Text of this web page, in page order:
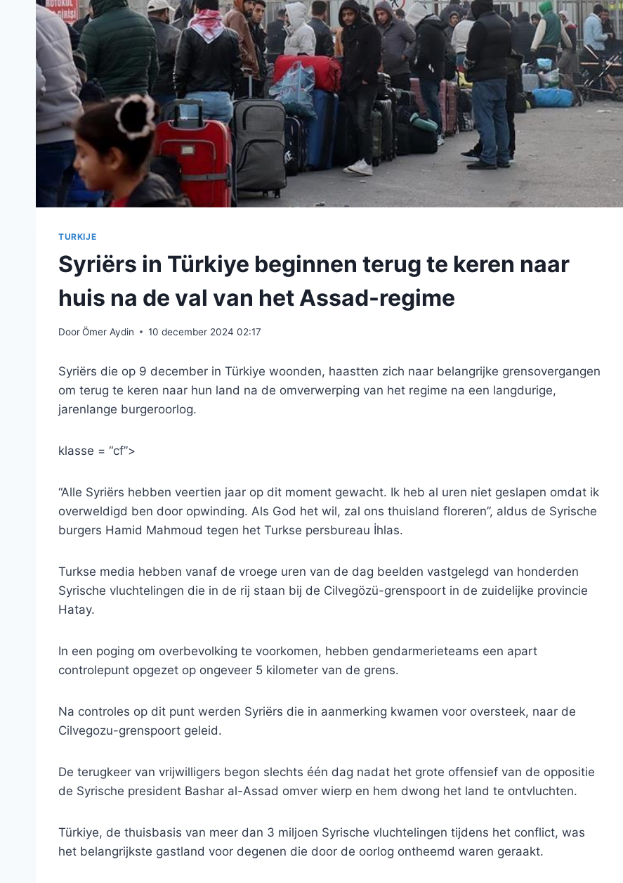
TURKIJE
Syriërs in Türkiye beginnen terug te keren naar
huis na de val van het Assad-regime
DoorÖmer Aydin 10 december 2024 02:17
Syriërs die op 9 december in Türkiye woonden, haastten zich naar belangrijke grensovergangen
om terug te keren naar hun land na de omverwerping van het regime na een langdurige,
jarenlange burgeroorlog.
klasse = “cf”>
“Alle Syriërs hebben veertien jaar op dit moment gewacht. Ik heb al uren niet geslapen omdat ik
overweldigd ben door opwinding. Als God het wil, zal ons thuisland floreren”, aldus de Syrische
burgers Hamid Mahmoud tegen het Turkse persbureau İhlas.
Turkse media hebben vanaf de vroege uren van de dag beelden vastgelegd van honderden
Syrische vluchtelingen die in de rij staan ​​bij de Cilvegözü-grenspoort in de zuidelijke provincie
Hatay.
In een poging om overbevolking te voorkomen, hebben gendarmerieteams een apart
controlepunt opgezet op ongeveer 5 kilometer van de grens.
Na controles op dit punt werden Syriërs die in aanmerking kwamen voor oversteek, naar de
Cilvegozu-grenspoort geleid.
De terugkeer van vrijwilligers begon slechts één dag nadat het grote offensief van de oppositie
de Syrische president Bashar al-Assad omver wierp en hem dwong het land te ontvluchten.
Türkiye, de thuisbasis van meer dan 3 miljoen Syrische vluchtelingen tijdens het conflict, was
het belangrijkste gastland voor degenen die door de oorlog ontheemd waren geraakt.